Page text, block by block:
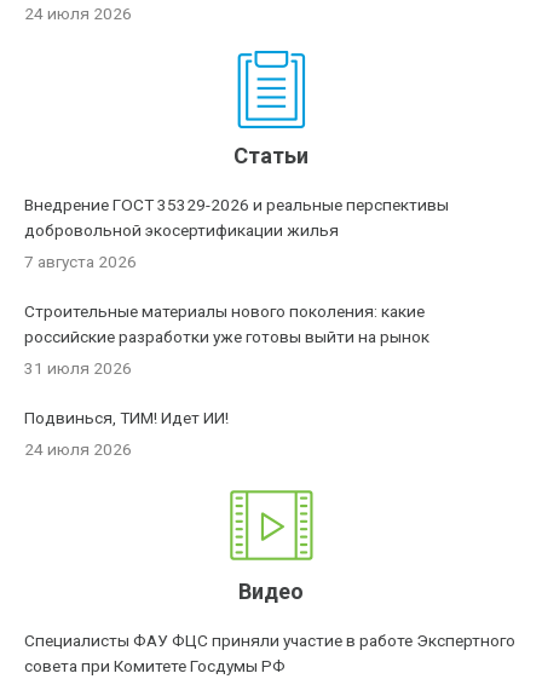
24 июля 2026
Статьи
Внедрение ГОСТ 35329-2026 и реальные перспективы
добровольной экосертификации жилья
7 августа 2026
Строительные материалы нового поколения: какие
российские разработки уже готовы выйти на рынок
31 июля 2026
Подвинься, ТИМ! Идет ИИ!
24 июля 2026
Видео
Специалисты ФАУ ФЦС приняли участие в работе Экспертного
совета при Комитете Госдумы РФ